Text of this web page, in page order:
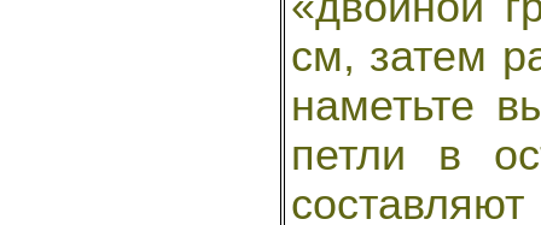
см, затем
наметьте
петли в